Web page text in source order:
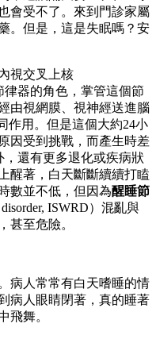
會受不了。來到門診家屬
。但是，這是失眠嗎？安
視交叉上核
律器的角色，掌管這個節
由視網膜、視神經送進腦
作用。但是這個大約24小
因受到挑戰，而產生時差
，還有更多退化或疾病狀
醒著，白天斷斷續續打瞌
數並不低，但因為醒睡節
disorder, ISWRD）混亂與
甚至危險。
病人常常有白天嗜睡的情
病人眼睛閉著，真的睡著
飛舞。